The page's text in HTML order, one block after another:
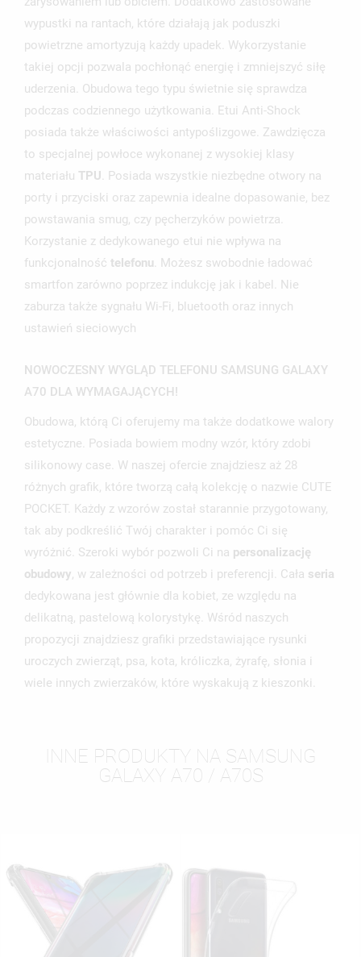
wypustki na rantach, które działają jak poduszki
powietrzne amortyzują każdy upadek. Wykorzystanie
takiej opcji pozwala pochłonąć energię i zmniejszyć siłę
uderzenia. Obudowa tego typu świetnie się sprawdza
podczas codziennego użytkowania. Etui Anti-Shock
posiada także właściwości antypoślizgowe. Zawdzięcza
to specjalnej powłoce wykonanej z wysokiej klasy
materiału TPU . Posiada wszystkie niezbędne otwory na
porty i przyciski oraz zapewnia idealne dopasowanie, bez
powstawania smug, czy pęcherzyków powietrza.
Korzystanie z dedykowanego etui nie wpływa na
funkcjonalność telefonu . Możesz swobodnie ładować
smartfon zarówno poprzez indukcję jak i kabel. Nie
zaburza także sygnału Wi-Fi, bluetooth oraz innych
ustawień sieciowych
NOWOCZESNY WYGLĄD TELEFONU SAMSUNG GALAXY
A70 DLA WYMAGAJĄCYCH!
Obudowa, którą Ci oferujemy ma także dodatkowe walory
estetyczne. Posiada bowiem modny wzór, który zdobi
silikonowy case. W naszej ofercie znajdziesz aż 28
różnych grafik, które tworzą całą kolekcję o nazwie CUTE
POCKET. Każdy z wzorów został starannie przygotowany,
tak aby podkreślić Twój charakter i pomóc Ci się
wyróżnić. Szeroki wybór pozwoli Ci na personalizację
obudowy, w zależności od potrzeb i preferencji. Cała seria
dedykowana jest głównie dla kobiet, ze względu na
delikatną, pastelową kolorystykę. Wśród naszych
propozycji znajdziesz grafiki przedstawiające rysunki
uroczych zwierząt, psa, kota, króliczka, żyrafę, słonia i
wiele innych zwierzaków, które wyskakują z kieszonki.
INNE PRODUKTY NA SAMSUNG
GALAXY A70 / A70S
MOJE LISTY ŻYCZEŃ
add_circle_outline UTWÓRZ NOWĄ LISTĘ
UTWÓRZ LISTĘ ŻYCZEŃ
ANULUJ UTWÓRZ LISTĘ ŻYCZEŃ
ZALOGUJ SIĘ
MUSISZ BYĆ ZALOGOWANY BY ZAPISAĆ PRODUKTY NA
ANULUJ ZALOGUJ SIĘ